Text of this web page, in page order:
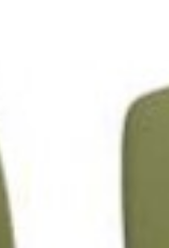
صندلی انتظار نیلپر مدل OCW 740N3